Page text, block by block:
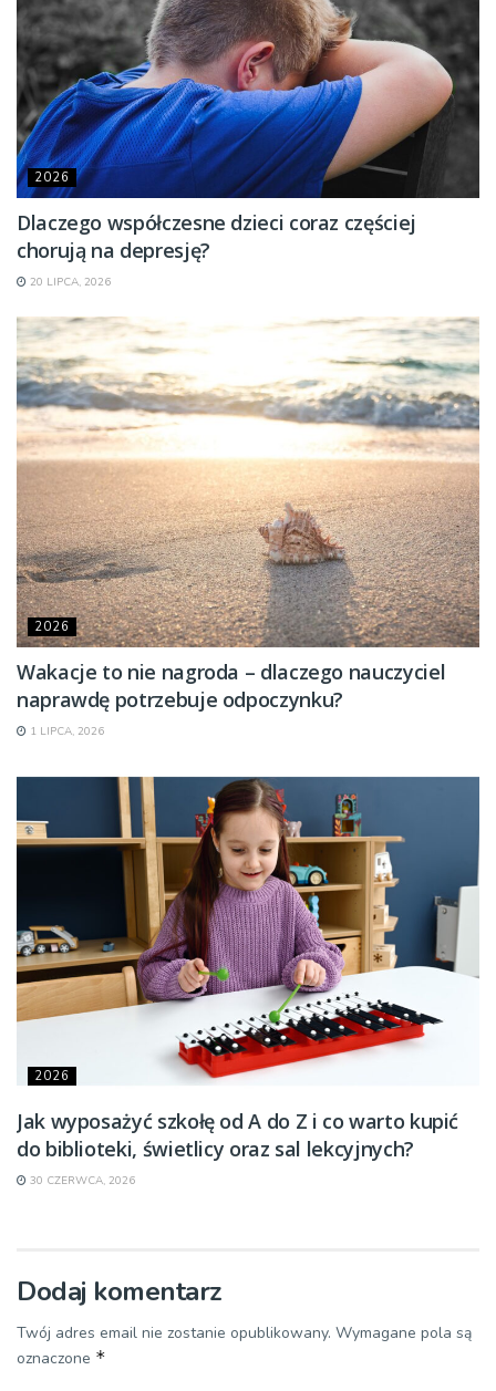
2026
Dlaczego współczesne dzieci coraz częściej
chorują na depresję?
20 LIPCA, 2026
2026
Wakacje to nie nagroda – dlaczego nauczyciel
naprawdę potrzebuje odpoczynku?
1 LIPCA, 2026
2026
Jak wyposażyć szkołę od A do Z i co warto kupić
do biblioteki, świetlicy oraz sal lekcyjnych?
30 CZERWCA, 2026
Dodaj komentarz
Twój adres email nie zostanie opublikowany. Wymagane pola są
oznaczone *